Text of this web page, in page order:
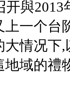
开與
一个台
情况下
域的禮